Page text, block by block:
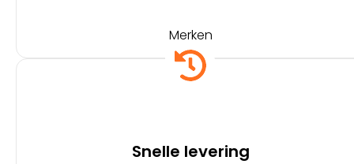
Merken
Snelle levering